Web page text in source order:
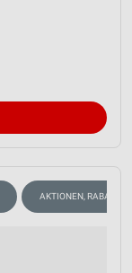
AKTIONEN, RABATTE